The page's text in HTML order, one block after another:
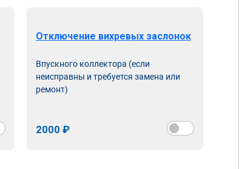
Отключение вихревых заслонок
Впускного коллектора (если
неисправны и требуется замена или
ремонт)
2000 ₽